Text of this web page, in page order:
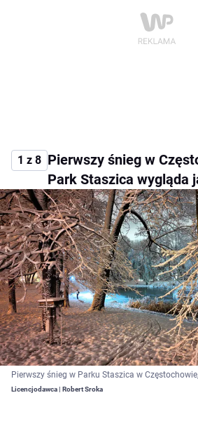
1 z 8 Pierwszy śnieg w
Park Staszica wygląda
Pierwszy śnieg w Parku Staszica w
Licencjodawca | Robert Sroka